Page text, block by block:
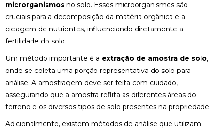
microrganismosno solo. Esses microorganismos são
cruciais para a decomposição da matéria orgânica e a
ciclagem de nutrientes, influenciando diretamente a
fertilidade do solo.
Um método importante é a extração de amostra de solo,
onde se coleta uma porção representativa do solo para
análise. A amostragem deve ser feita com cuidado,
assegurando que a amostra reflita as diferentes áreas do
terreno e os diversos tipos de solo presentes na propriedade.
Adicionalmente, existem métodos de análise que utilizam